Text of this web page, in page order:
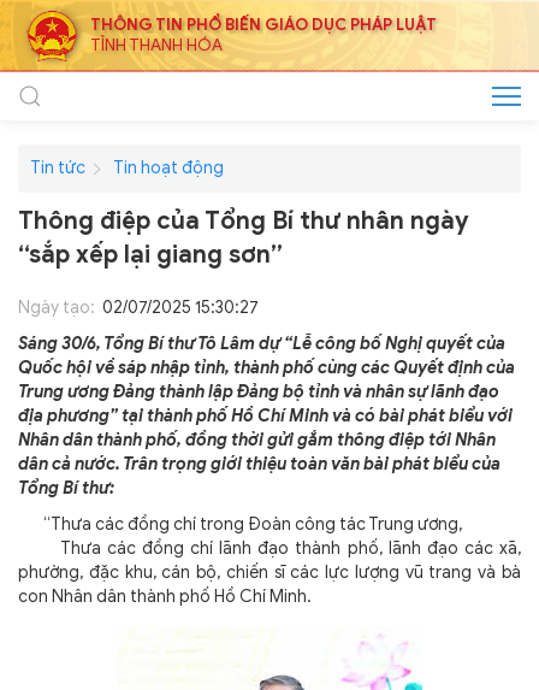
THÔNG TIN PHỔ BIẾN GIÁO DỤC PHÁP LUẬT
TỈNH THANH HÓA
Tin tức Tin hoạt động
Thông điệp của Tổng Bí thư nhân ngày
“sắp xếp lại giang sơn”
Ngày tạo: 02/07/2025 15:30:27
Sáng 30/6, Tổng Bí thư Tô Lâm dự “Lễ công bố Nghị quyết của
Quốc hội về sáp nhập tỉnh, thành phố cùng các Quyết định của
Trung ương Đảng thành lập Đảng bộ tỉnh và nhân sự lãnh đạo
địa phương” tại thành phố Hồ Chí Minh và có bài phát biểu với
Nhân dân thành phố, đồng thời gửi gắm thông điệp tới Nhân
dân cả nước. Trân trọng giới thiệu toàn văn bài phát biểu của
Tổng Bí thư:
“Thưa các đồng chí trong Đoàn công tác Trung ương,
Thưa các đồng chí lãnh đạo thành phố, lãnh đạo các xã,
phường, đặc khu, cán bộ, chiến sĩ các lực lượng vũ trang và bà
con Nhân dân thành phố Hồ Chí Minh.